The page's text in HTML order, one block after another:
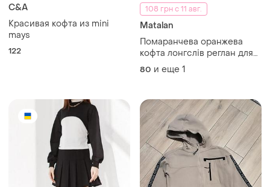
C&A
Красивая кофта из mini
mays
122
108 грн с 11 авг.
Мatalan
Помаранчева оранжева
кофта лонгслів реглан для
дитини 9-12 міс 80 см з
тиквою динею на осінь
80 и еще 1